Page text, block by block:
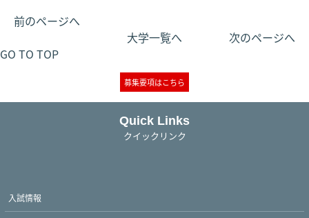
前のページへ
次のページへ
大学一覧へ
GO TO TOP
募集要項はこちら
Quick Links
クイックリンク
入試情報